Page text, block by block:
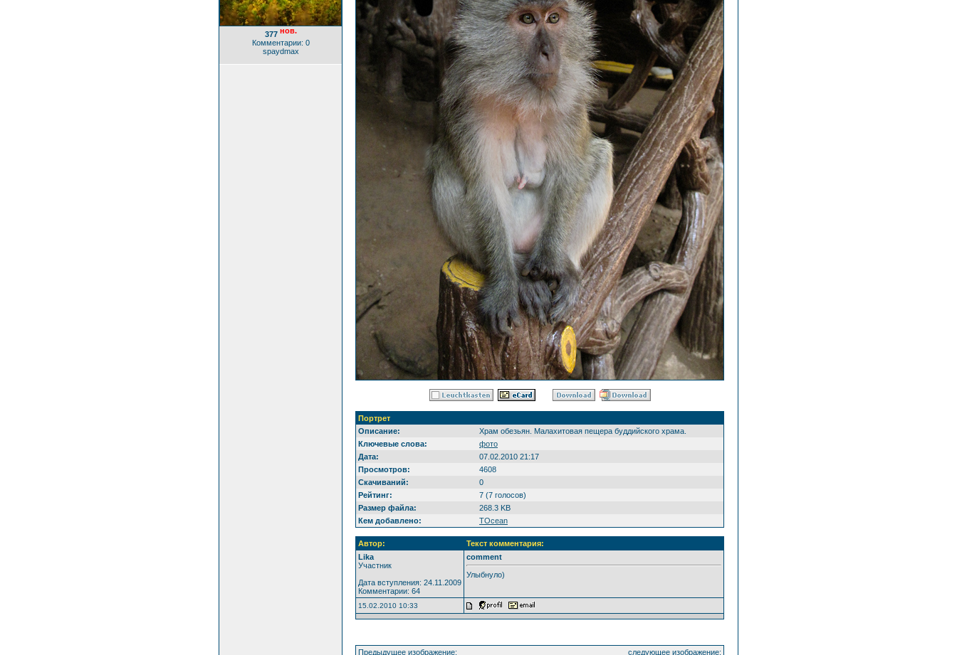
377 нов.
Комментарии: 0
spaydmax
Портрет
Описание:
Храм обезьян. Малахитовая пещера буддийского храма.
Ключевые слова:
фото
Дата:
07.02.2010 21:17
Просмотров:
4608
Скачиваний:
0
Рейтинг:
7 (7 голосов)
Размер файла:
268.3 KB
Кем добавлено:
TOcean
Автор:
Текст комментария:
Lika
Участник
Дата вступления: 24.11.2009
Комментарии: 64
comment
Улыбнуло)
15.02.2010 10:33
Предыдущее изображение: следующее изображение: